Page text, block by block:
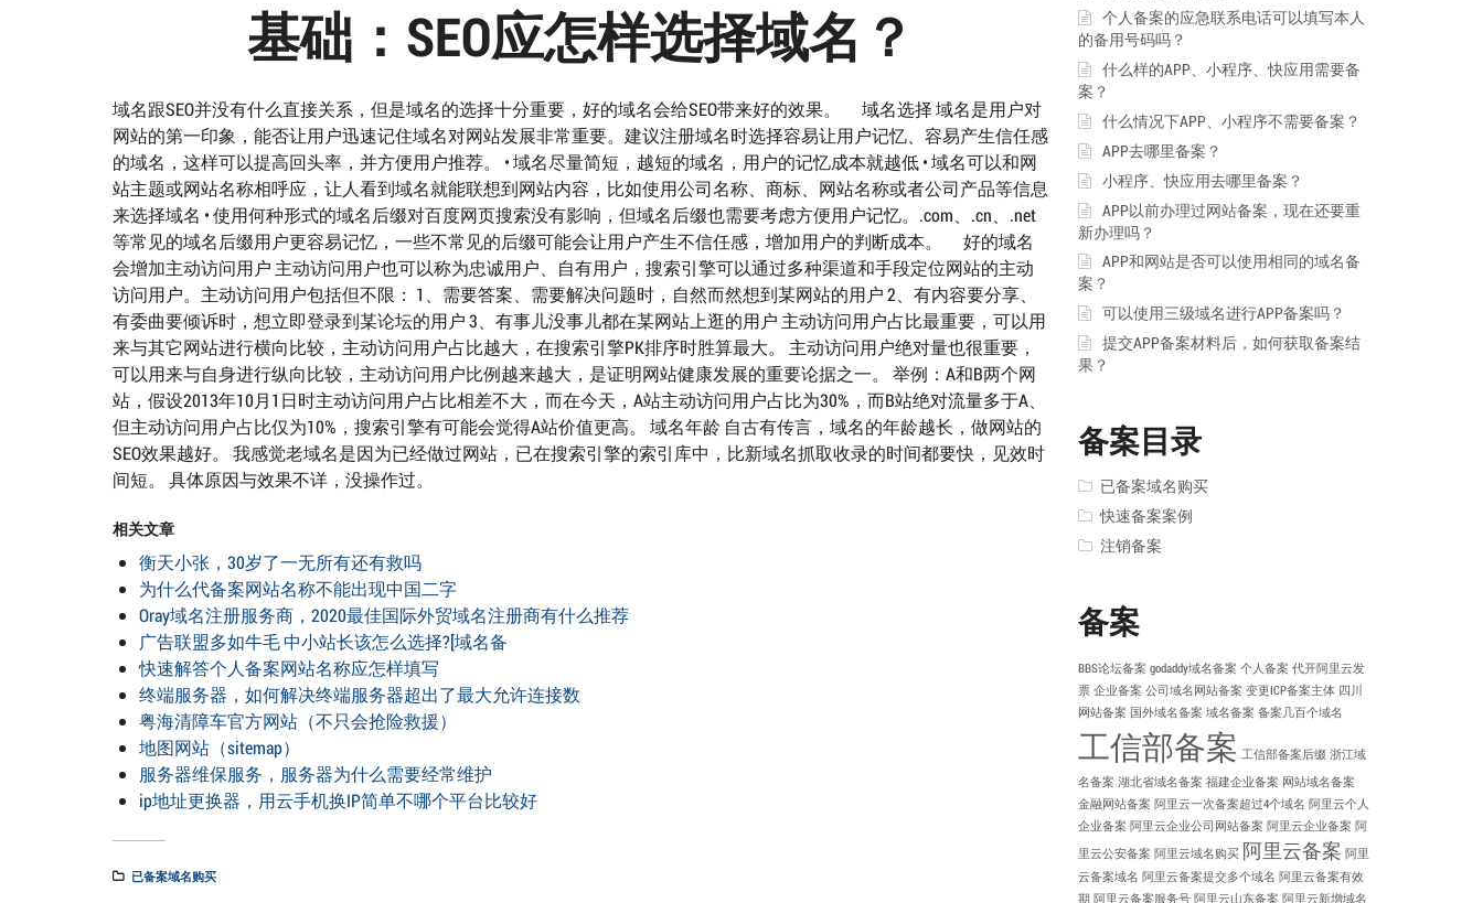
基础：SEO应怎样选择域名？
域名跟SEO并没有什么直接关系，但是域名的选择十分重要，好的域名会给SEO带来好的效果。 域名选择 域名是用户对
网站的第一印象，能否让用户迅速记住域名对网站发展非常重要。建议注册域名时选择容易让用户记忆、容易产生信任感
的域名，这样可以提高回头率，并方便用户推荐。 • 域名尽量简短，越短的域名，用户的记忆成本就越低 • 域名可以和网
站主题或网站名称相呼应，让人看到域名就能联想到网站内容，比如使用公司名称、商标、网站名称或者公司产品等信息
来选择域名 • 使用何种形式的域名后缀对百度网页搜索没有影响，但域名后缀也需要考虑方便用户记忆。.com、.cn、.net
等常见的域名后缀用户更容易记忆，一些不常见的后缀可能会让用户产生不信任感，增加用户的判断成本。 好的域名
会增加主动访问用户 主动访问用户也可以称为忠诚用户、自有用户，搜索引擎可以通过多种渠道和手段定位网站的主动
访问用户。主动访问用户包括但不限： 1、需要答案、需要解决问题时，自然而然想到某网站的用户 2、有内容要分享、
有委曲要倾诉时，想立即登录到某论坛的用户 3、有事儿没事儿都在某网站上逛的用户 主动访问用户占比最重要，可以用
来与其它网站进行横向比较，主动访问用户占比越大，在搜索引擎PK排序时胜算最大。 主动访问用户绝对量也很重要，
可以用来与自身进行纵向比较，主动访问用户比例越来越大，是证明网站健康发展的重要论据之一。 举例：A和B两个网
站，假设2013年10月1日时主动访问用户占比相差不大，而在今天，A站主动访问用户占比为30%，而B站绝对流量多于A、
但主动访问用户占比仅为10%，搜索引擎有可能会觉得A站价值更高。 域名年龄 自古有传言，域名的年龄越长，做网站的
SEO效果越好。 我感觉老域名是因为已经做过网站，已在搜索引擎的索引库中，比新域名抓取收录的时间都要快，见效时
间短。 具体原因与效果不详，没操作过。
相关文章
衡天小张，30岁了一无所有还有救吗
为什么代备案网站名称不能出现中国二字
Oray域名注册服务商，2020最佳国际外贸域名注册商有什么推荐
广告联盟多如牛毛 中小站长该怎么选择?[域名备
快速解答个人备案网站名称应怎样填写
终端服务器，如何解决终端服务器超出了最大允许连接数
粤海清障车官方网站（不只会抢险救援）
地图网站（sitemap）
服务器维保服务，服务器为什么需要经常维护
ip地址更换器，用云手机换IP简单不哪个平台比较好
已备案域名购买
个人备案的应急联系电话可以填写本人
的备用号码吗？
什么样的APP、小程序、快应用需要备
案？
什么情况下APP、小程序不需要备案？
APP去哪里备案？
小程序、快应用去哪里备案？
APP以前办理过网站备案，现在还要重
新办理吗？
APP和网站是否可以使用相同的域名备
案？
可以使用三级域名进行APP备案吗？
提交APP备案材料后，如何获取备案结
果？
备案目录
已备案域名购买
快速备案案例
注销备案
备案
BBS论坛备案 godaddy域名备案 个人备案 代开阿里云发
票 企业备案 公司域名网站备案 变更ICP备案主体 四川
网站备案 国外域名备案 域名备案 备案几百个域名
工信部备案 工信部备案后缀 浙江域
名备案 湖北省域名备案 福建企业备案 网站域名备案
金融网站备案 阿里云一次备案超过4个域名 阿里云个人
企业备案 阿里云企业公司网站备案 阿里云企业备案 阿
里云公安备案 阿里云域名购买 阿里云备案 阿里
云备案域名 阿里云备案提交多个域名 阿里云备案有效
期 阿里云备案服务号 阿里云山东备案 阿里云新增域名